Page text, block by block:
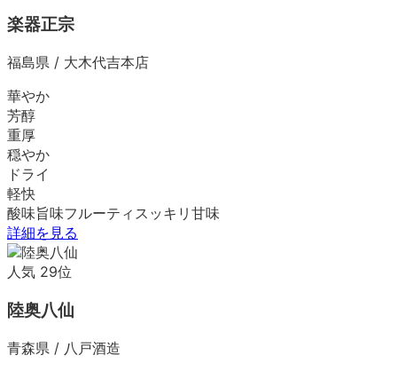
楽器正宗
福島県 / 大木代吉本店
華やか
芳醇
重厚
穏やか
ドライ
軽快
酸味旨味フルーティ スッキリ 甘味
詳細を見る
人気 29位
陸奥八仙
青森県 / 八戸酒造